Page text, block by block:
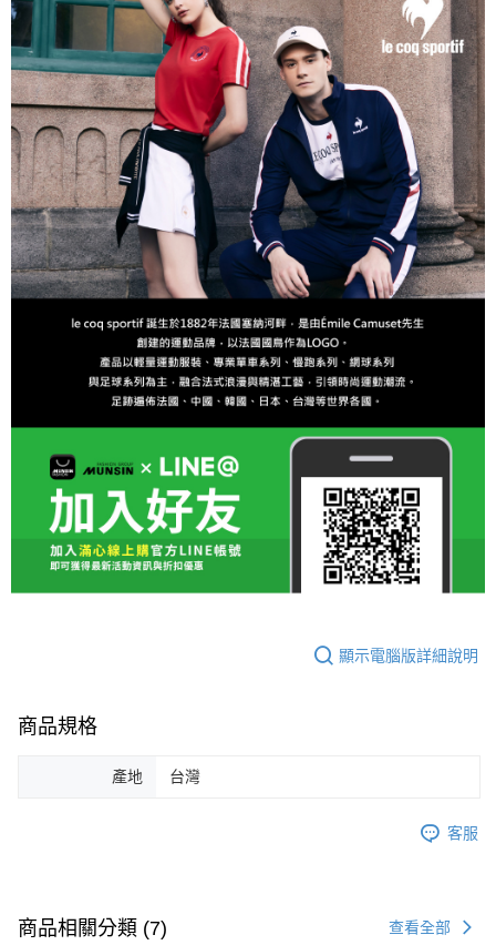
時審查核予不同之上限額度；若仍有額度不足之情形，本公司將視審查結果
請求用戶進行身份認證。
５．嚴禁一人註冊多個帳號或使用他人資訊註冊。若發現惡意使用之情形，
恩沛科技股份有限公司將有權停止該用戶之使用額度並採取法律行動。
離島宅配
免運費
顯示電腦版詳細說明
商品規格
產地 台灣
客服
商品相關分類 (7) 查看全部